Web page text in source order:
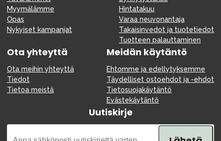
Myymälämme
Opas
Nykyiset kampanjat
Hintatakuu
Varaa neuvonantaja
Takaisinvedot ja tuotetiedot
Tuotteen palauttaminen
Ota yhteyttä
Ota meihin yhteyttä
Tiedot
Tietoa meistä
Meidän käytäntö
Ehtomme ja edellytyksemme
Täydelliset ostoehdot ja -ehdot
Tietosuojakäytäntö
Evästekäytäntö
Uutiskirje